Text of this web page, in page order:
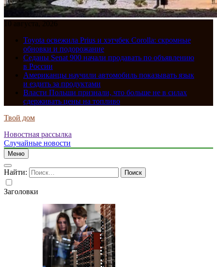
10 августа, 2026
Toyota освежила Prius и хэтчбек Corolla: скромные
обновки и подорожание
Седаны Senat 900 начали продавать по объявлению
в России
Американцы научили автомобиль показывать язык
и ездить за продуктами
Власти Польши признали, что больше не в силах
сдерживать цены на топливо
Твой дом
Новостная рассылка
Случайные новости
Меню
Найти:
Заголовки